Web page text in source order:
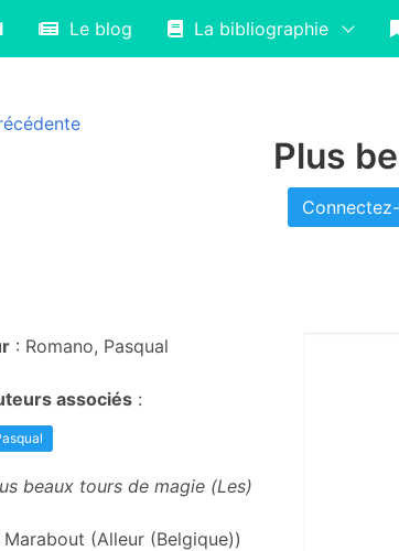
Le blog La bibliographie
Plus
: Romano, Pasqual
associés :
beaux tours de magie (Les)
Marabout (Alleur (Belgique))